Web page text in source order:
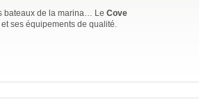
bateaux de la marina… Le Cove
ses équipements de qualité.